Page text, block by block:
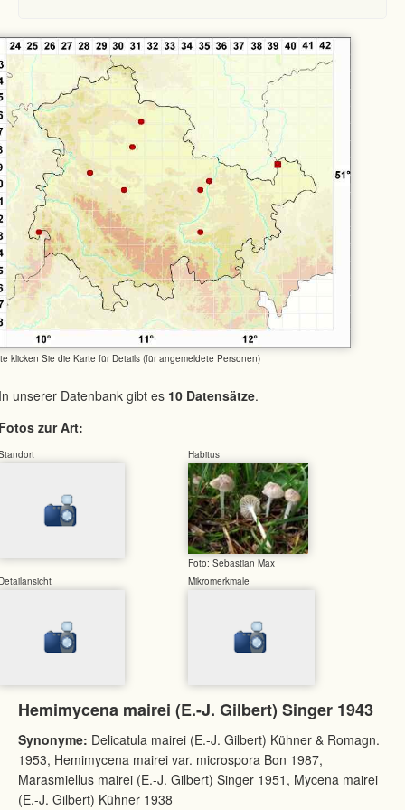
klicken Sie die Karte für Details (für angemeldete Personen)
unserer Datenbank gibt es 10 Datensätze.
zur Art:
Habitus
Foto: Sebastian Max
Mikromerkmale
Hemimycena mairei (E.-J. Gilbert) Singer 1943
Synonyme: Delicatula mairei (E.-J. Gilbert) Kühner & Romagn.
1953, Hemimycena mairei var. microspora Bon 1987,
Marasmiellus mairei (E.-J. Gilbert) Singer 1951, Mycena mairei
(E.-J. Gilbert) Kühner 1938